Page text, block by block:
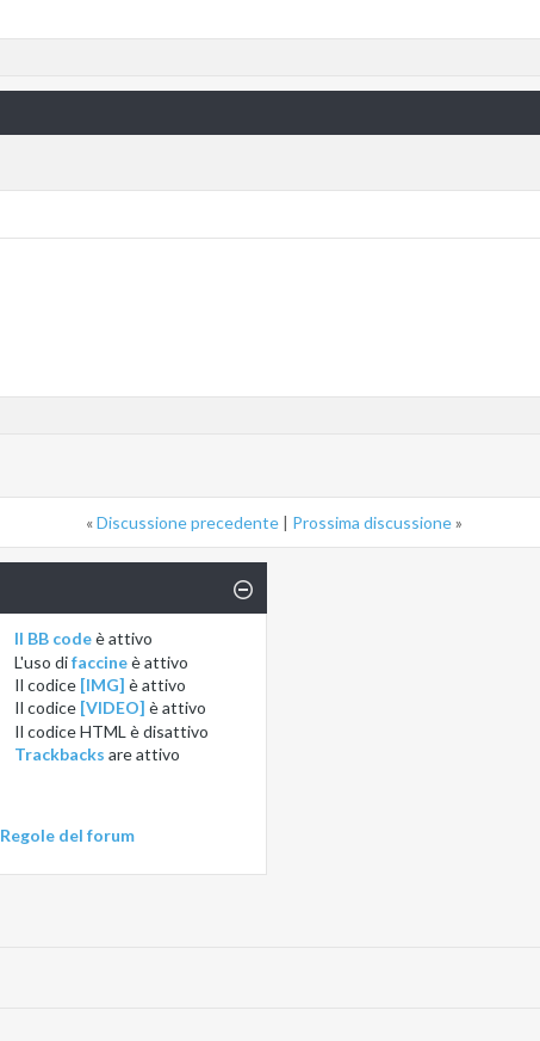
«Discussione precedente | Prossima discussione»
Il BB codeèattivo
L'uso difaccineèattivo
Il codice [IMG] èattivo
Il codice [VIDEO] èattivo
Il codice HTML èdisattivo
Trackbacks areattivo
Regole del forum